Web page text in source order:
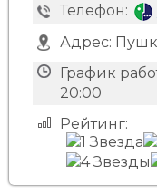
Телефон:
Адрес:
График
20:00
Рейтинг: